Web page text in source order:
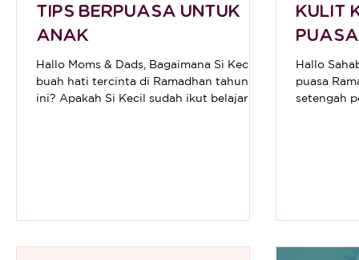
TIPS BERPUASA UNTUK
ANAK
Hallo Moms & Dads, Bagaimana Si Kecil,
buah hati tercinta di Ramadhan tahun
ini? Apakah Si Kecil sudah ikut belajar
KULIT
Hallo Sahabat
puasa
setengah